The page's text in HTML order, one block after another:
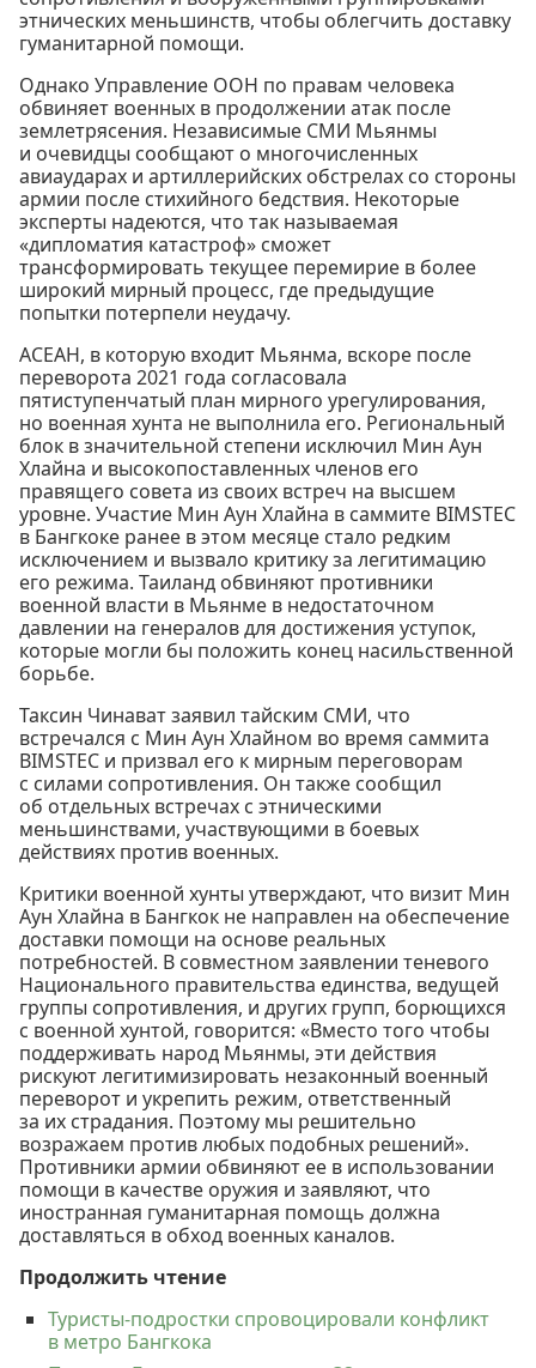
этнических меньшинств, чтобы облегчить доставку
гуманитарной помощи.
Однако Управление ООН по правам человека
обвиняет военных в продолжении атак после
землетрясения. Независимые СМИ Мьянмы
и очевидцы сообщают о многочисленных
авиаударах и артиллерийских обстрелах со стороны
армии после стихийного бедствия. Некоторые
эксперты надеются, что так называемая
«дипломатия катастроф» сможет
трансформировать текущее перемирие в более
широкий мирный процесс, где предыдущие
попытки потерпели неудачу.
АСЕАН, в которую входит Мьянма, вскоре после
переворота 2021 года согласовала
пятиступенчатый план мирного урегулирования,
но военная хунта не выполнила его. Региональный
блок в значительной степени исключил Мин Аун
Хлайна и высокопоставленных членов его
правящего совета из своих встреч на высшем
уровне. Участие Мин Аун Хлайна в саммите BIMSTEC
в Бангкоке ранее в этом месяце стало редким
исключением и вызвало критику за легитимацию
его режима. Таиланд обвиняют противники
военной власти в Мьянме в недостаточном
давлении на генералов для достижения уступок,
которые могли бы положить конец насильственной
борьбе.
Таксин Чинават заявил тайским СМИ, что
встречался с Мин Аун Хлайном во время саммита
BIMSTEC и призвал его к мирным переговорам
с силами сопротивления. Он также сообщил
об отдельных встречах с этническими
меньшинствами, участвующими в боевых
действиях против военных.
Критики военной хунты утверждают, что визит Мин
Аун Хлайна в Бангкок не направлен на обеспечение
доставки помощи на основе реальных
потребностей. В совместном заявлении теневого
Национального правительства единства, ведущей
группы сопротивления, и других групп, борющихся
с военной хунтой, говорится: «Вместо того чтобы
поддерживать народ Мьянмы, эти действия
рискуют легитимизировать незаконный военный
переворот и укрепить режим, ответственный
за их страдания. Поэтому мы решительно
возражаем против любых подобных решений».
Противники армии обвиняют ее в использовании
помощи в качестве оружия и заявляют, что
иностранная гуманитарная помощь должна
доставляться в обход военных каналов.
Продолжить чтение
Туристы-подростки спровоцировали конфликт
в метро Бангкока